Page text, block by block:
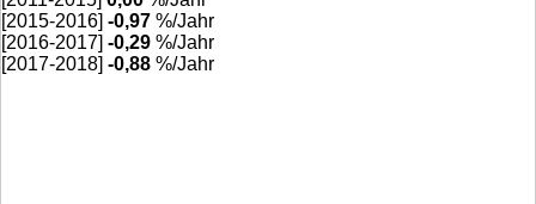
[2015-2016] -0,97 %/Jahr
[2016-2017] -0,29 %/Jahr
[2017-2018] -0,88 %/Jahr